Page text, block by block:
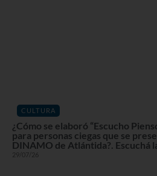
CULTURA
¿Cómo se elaboró “Escucho
para personas ciegas que se
DINAMO de Atlántida?. Escuchá
29/07/26